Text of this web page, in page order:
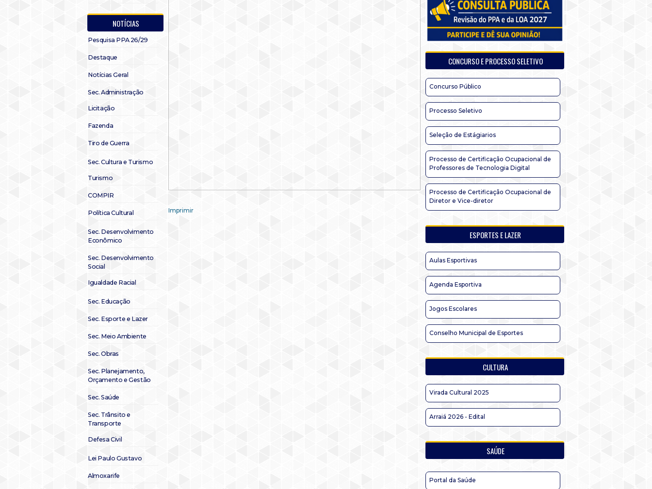
NOTÍCIAS
Pesquisa PPA 26/29
Destaque
Notícias Geral
Sec. Administração
Licitação
Fazenda
Tiro de Guerra
Sec. Cultura e Turismo
Turismo
COMPIR
Política Cultural
Sec. Desenvolvimento
Econômico
Sec. Desenvolvimento
Social
Igualdade Racial
Sec. Educação
Sec. Esporte e Lazer
Sec. Meio Ambiente
Sec. Obras
Sec. Planejamento,
Orçamento e Gestão
Sec. Saúde
Sec. Trânsito e
Transporte
Defesa Civil
Lei Paulo Gustavo
Almoxarife
Imprimir
CONCURSO E PROCESSO SELETIVO
Concurso Público
Processo Seletivo
Seleção de Estágiarios
Processo de Certificação Ocupacional de
Professores de Tecnologia Digital
Processo de Certificação Ocupacional de
Diretor e Vice-diretor
ESPORTES E LAZER
Aulas Esportivas
Agenda Esportiva
Jogos Escolares
Conselho Municipal de Esportes
CULTURA
Virada Cultural 2025
Arraiá 2026 - Edital
SAÚDE
Portal da Saúde